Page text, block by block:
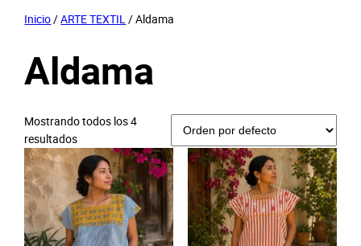
Inicio/ARTE TEXTIL/ Aldama
Aldama
Mostrando todos los 4
resultados